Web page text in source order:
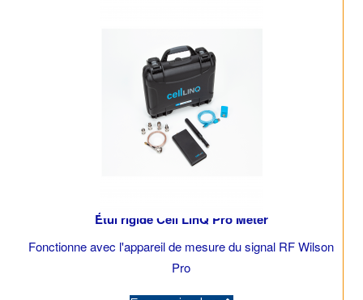
Étui rigide Cell LinQ Pro Meter
Fonctionne avec l'appareil de mesure du signal RF Wilson
Pro